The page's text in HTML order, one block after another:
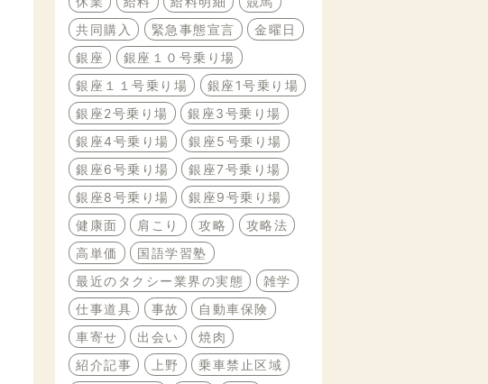
共同購入
緊急事態宣言
金曜日
銀座
銀座１０号乗り場
銀座１１号乗り場
銀座1号乗り場
銀座2号乗り場
銀座3号乗り場
銀座4号乗り場
銀座5号乗り場
銀座6号乗り場
銀座7号乗り場
銀座8号乗り場
銀座9号乗り場
健康面
肩こり 攻略
攻略法
高単価
国語学習塾
最近のタクシー業界の実態
雑学
仕事道具
事故
自動車保険
車寄せ
出会い
焼肉
紹介記事
上野
乗車禁止区域